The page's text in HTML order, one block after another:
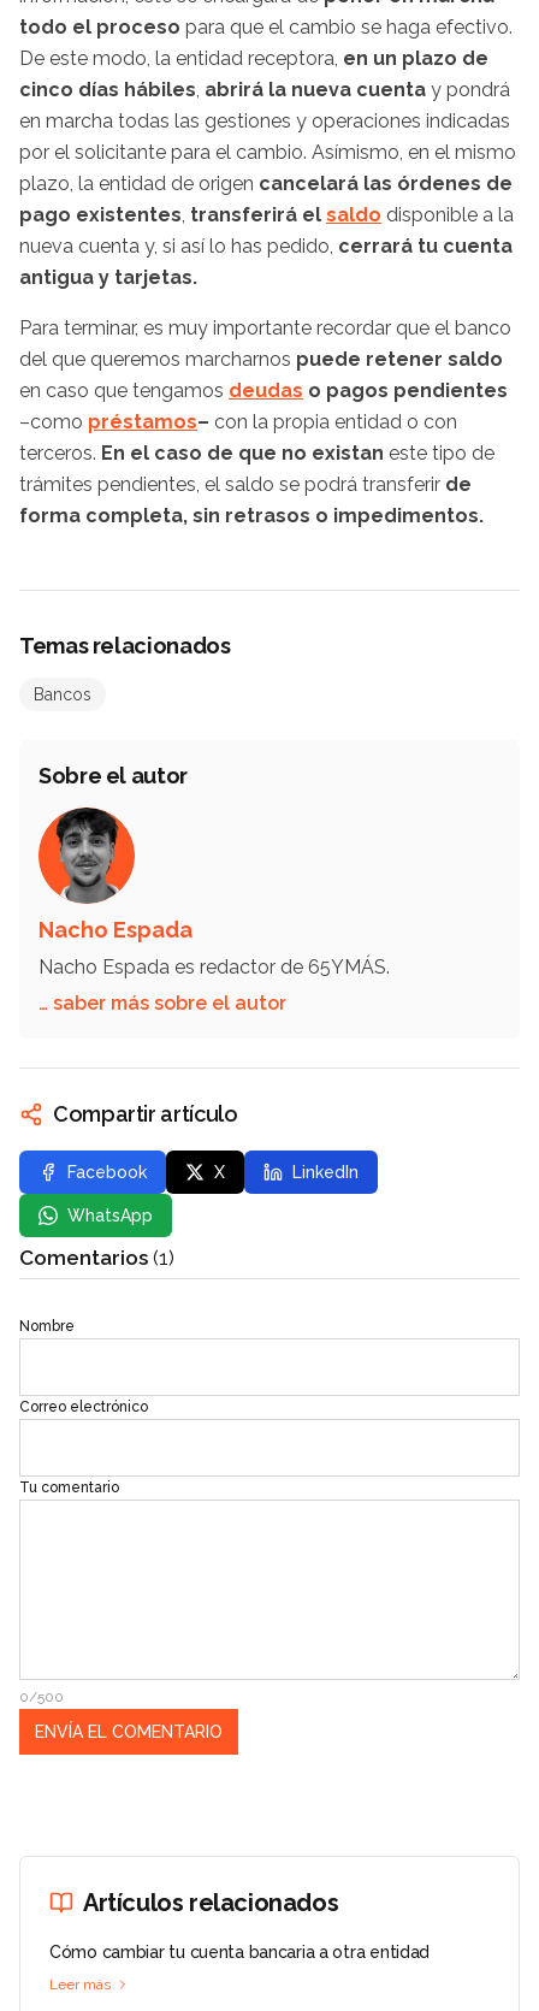
todo el proceso para que el cambio se haga efectivo.
De este modo, la entidad receptora, en un plazo de
cinco días hábiles, abrirá la nueva cuenta y pondrá
en marcha todas las gestiones y operaciones indicadas
por el solicitante para el cambio. Asímismo, en el mismo
plazo, la entidad de origen cancelará las órdenes de
pago existentes, transferirá el saldo disponible a la
nueva cuenta y, si así lo has pedido, cerrará tu cuenta
antigua y tarjetas.
Para terminar, es muy importante recordar que el banco
del que queremos marcharnos puede retener saldo
en caso que tengamos deudas o pagos pendientes
–como préstamos– con la propia entidad o con
terceros. En el caso de que no existan este tipo de
trámites pendientes, el saldo se podrá transferir de
forma completa, sin retrasos o impedimentos.
Temas relacionados
Bancos
Sobre el autor
Nacho Espada
Nacho Espada es redactor de 65YMÁS.
… saber más sobre el autor
Compartir artículo
Facebook X LinkedIn
WhatsApp
Comentarios (1)
Nombre
Correo electrónico
Tu comentario
0/500
Artículos relacionados
Cómo cambiar tu cuenta bancaria a otra entidad
Leer más